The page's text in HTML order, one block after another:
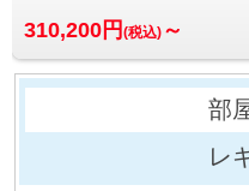
310,200円 (税込) ～
レ